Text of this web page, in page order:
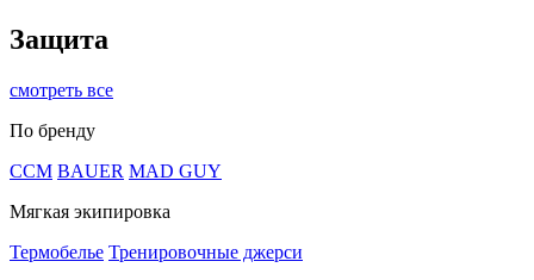
Защита
смотреть все
По бренду
CCM BAUER MAD GUY
Мягкая экипировка
Термобелье Тренировочные джерси